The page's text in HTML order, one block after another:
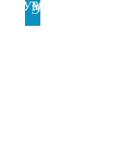
ТУРСТУРСМЕТРОПОЛЬ
ЭКСКУРСИИ